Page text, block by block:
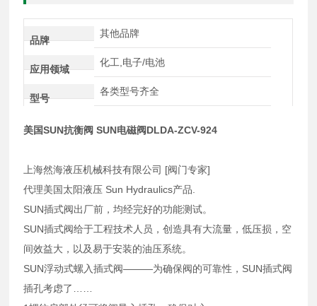
品牌
其他品牌
应用领域
化工,电子/电池
型号
各类型号齐全
美国SUN抗衡阀 SUN电磁阀DLDA-ZCV-924
上海然海液压机械科技有限公司 [阀门专家]
代理美国太阳液压 Sun Hydraulics产品.
SUN插式阀出厂前，均经完好的功能测试。
SUN插式阀给于工程技术人员，创造具有大流量，低压损，空
间效益大，以及易于安装的油压系统。
SUN浮动式螺入插式阀———为确保阀的可靠性，SUN插式阀
插孔考虑了……